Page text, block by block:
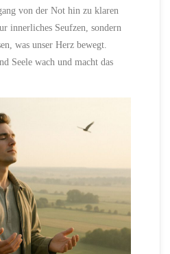
von der Not hin zu klaren
innerliches Seufzen, sondern
was unser Herz bewegt.
Seele wach und macht das